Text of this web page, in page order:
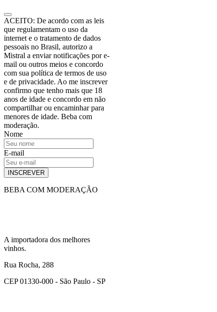
ACEITO: De acordo com as leis
que regulamentam o uso da
internet e o tratamento de dados
pessoais no Brasil, autorizo a
Mistral a enviar notificações por e-
mail ou outros meios e concordo
com sua política de termos de uso
e de privacidade. Ao me inscrever
confirmo que tenho mais que 18
anos de idade e concordo em não
compartilhar ou encaminhar para
menores de idade. Beba com
moderação.
Nome
E-mail
INSCREVER
BEBA COM MODERAÇÃO
A importadora dos melhores
vinhos.
Rua Rocha, 288
CEP 01330-000 - São Paulo - SP